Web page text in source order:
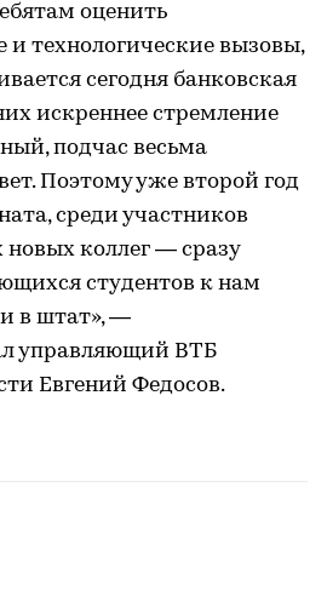
оценить
и технологические вызовы,
сегодня банковская
искреннее стремление
подчас весьма
Поэтому уже второй год
среди участников
коллег — сразу
студентов к нам
в штат», —
управляющий ВТБ
Евгений Федосов.